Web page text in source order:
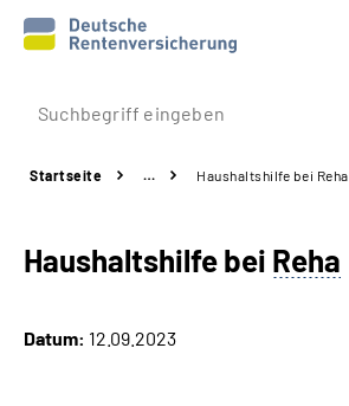
Prävention
Rente
Beratung & Kontakt
Startseite … Haushaltshilfe bei Reha
Haushaltshilfe bei Reha
Datum: 12.09.2023